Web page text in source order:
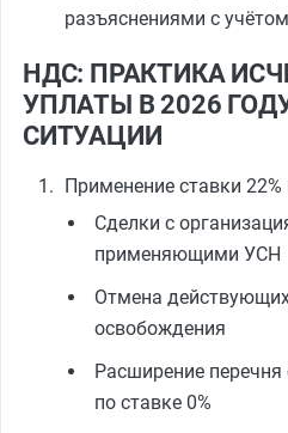
разъяснениями с
НДС: ПРАКТИКА
УПЛАТЫ В 2026
СИТУАЦИИ
Применение ставки
Сделки с
применяющими УСН
Отмена
освобождения
Расширение
по ставке 0%